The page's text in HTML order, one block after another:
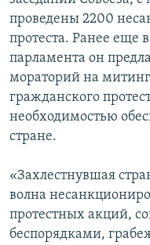
проведены 2200
протеста. Ранее еще
парламента он
мораторий на
гражданского
необходимостью
стране.
«Захлестнувшая
волна
протестных акций,
беспорядками,